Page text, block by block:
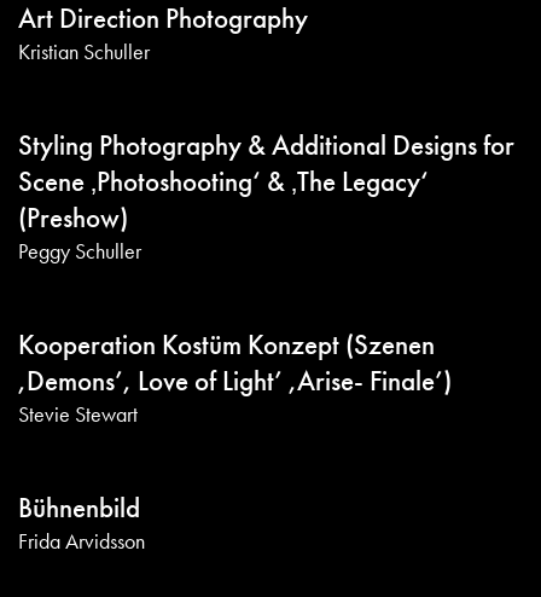
Art Direction Photography
Kristian Schuller
Styling Photography & Additional Designs for
Scene ‚Photoshooting‘ & ‚The Legacy‘
(Preshow)
Peggy Schuller
Kooperation Kostüm Konzept (Szenen
,Demons’, Love of Light’ ,Arise- Finale’)
Stevie Stewart
Bühnenbild
Frida Arvidsson